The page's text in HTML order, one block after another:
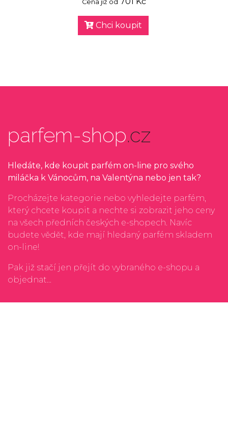
Cena již od
Chci koupit
parfem-shop.cz
Hledáte, kde koupit parfém on-line pro svého
miláčka k Vánocům, na Valentýna nebo jen tak?
Procházejte kategorie nebo vyhledejte parfém,
který chcete koupit a nechte si zobrazit jeho ceny
na všech předních českých e-shopech. Navíc
budete vědět, kde mají hledaný parfém skladem
on-line!
Pak již stačí jen přejít do vybraného e-shopu a
objednat...